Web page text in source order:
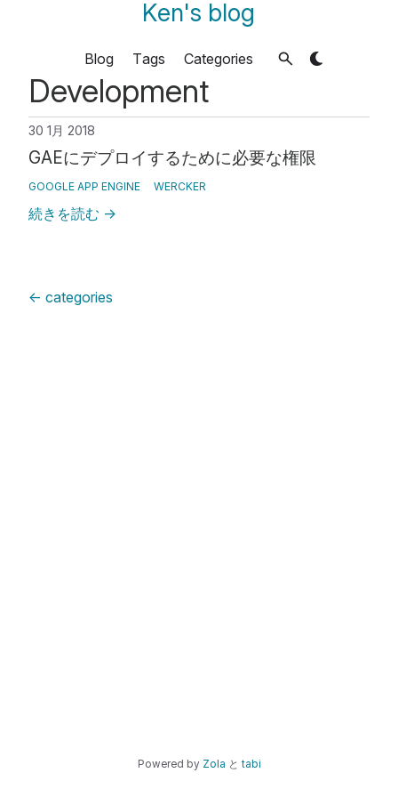
Ken's blog
Blog Tags Categories
Development
30 1月 2018
GAEにデプロイするために必要な権限
GOOGLE APP ENGINE WERCKER
続きを読む →
← categories
Powered by Zola と tabi